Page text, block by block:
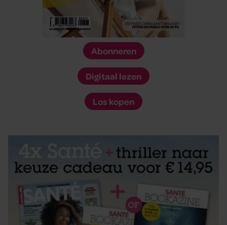
Abonneren
Digitaal lezen
Los kopen